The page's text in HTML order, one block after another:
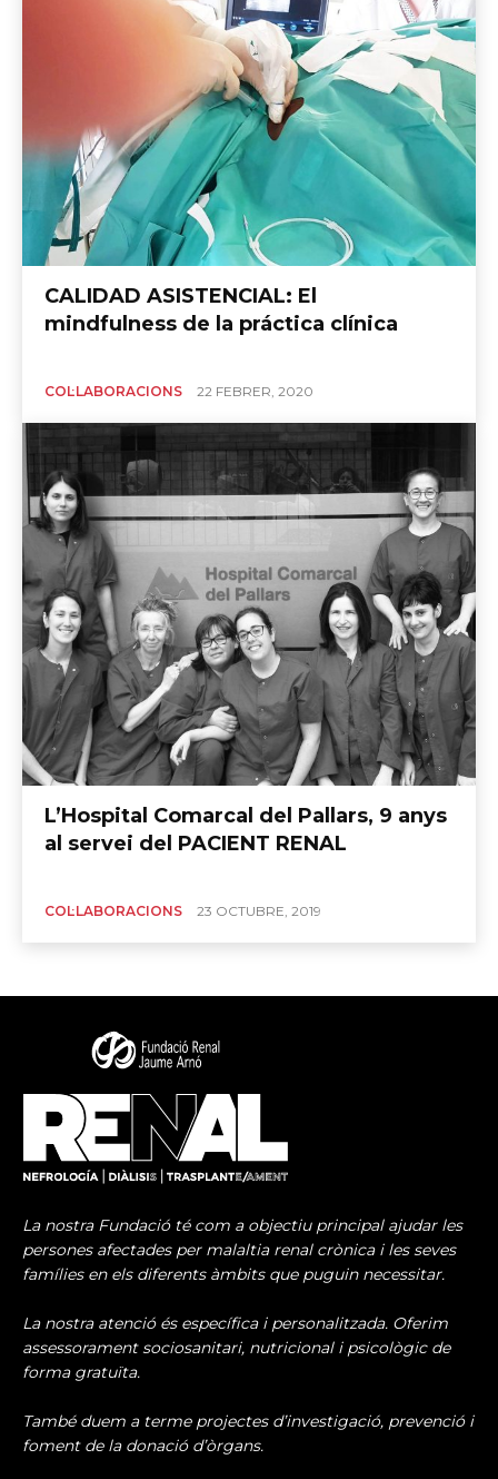
CALIDAD ASISTENCIAL: El
mindfulness de la práctica clínica
COL·LABORACIONS 22 FEBRER, 2020
L’Hospital Comarcal del Pallars, 9 anys
al servei del PACIENT RENAL
COL·LABORACIONS 23 OCTUBRE, 2019
La nostra Fundació té com a objectiu principal ajudar les
persones afectades per malaltia renal crònica i les seves
famílies en els diferents àmbits que puguin necessitar.
La nostra atenció és específica i personalitzada. Oferim
assessorament sociosanitari, nutricional i psicològic de
forma gratuïta.
També duem a terme projectes d’investigació, prevenció i
foment de la donació d’òrgans.